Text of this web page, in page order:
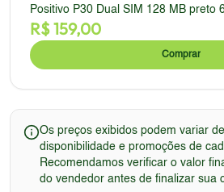
Positivo P30 Dual SIM 128 MB preto
R$159,00
Comprar
Os preços exibidos podem variar
disponibilidade e promoções de
Recomendamos verificar o valor
do vendedor antes de finalizar sua